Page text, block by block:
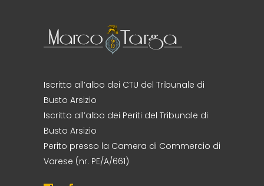
Iscritto all’albo dei CTU del Tribunale di
Busto Arsizio
Iscritto all’albo dei Periti del Tribunale di
Busto Arsizio
Perito presso la Camera di Commercio di
Varese (nr. PE/A/661)